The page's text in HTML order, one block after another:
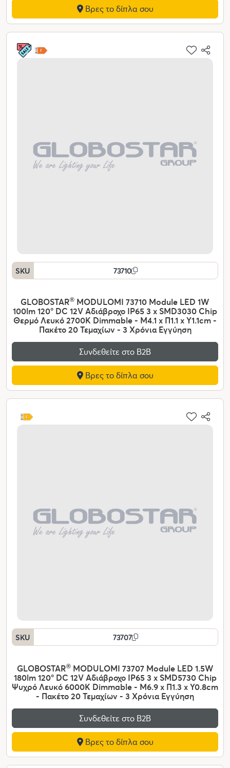
Βρες το δίπλα σου
SKU 73710
GLOBOSTAR® MODULOMI 73710 Module LED 1W
100lm 120° DC 12V Αδιάβροχο IP65 3 x SMD3030 Chip
Θερμό Λευκό 2700K Dimmable - Μ4.1 x Π1.1 x Υ1.1cm -
Πακέτο 20 Τεμαχίων - 3 Χρόνια Εγγύηση
Συνδεθείτε στο Β2Β
Βρες το δίπλα σου
SKU 73707
GLOBOSTAR®MODULOMI 73707 Module LED 1.5W
180lm 120° DC 12V Αδιάβροχο IP65 3 x SMD5730 Chip
Ψυχρό Λευκό 6000K Dimmable - Μ6.9 x Π1.3 x Υ0.8cm
- Πακέτο 20 Τεμαχίων - 3 Χρόνια Εγγύηση
Συνδεθείτε στο Β2Β
Βρες το δίπλα σου